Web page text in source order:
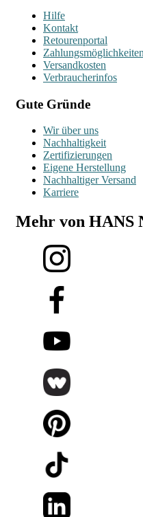
Hilfe
Kontakt
Retourenportal
Zahlungsmöglichkeiten
Versandkosten
Verbraucherinfos
Gute Gründe
Wir über uns
Nachhaltigkeit
Zertifizierungen
Eigene Herstellung
Nachhaltiger Versand
Karriere
Mehr von HANS